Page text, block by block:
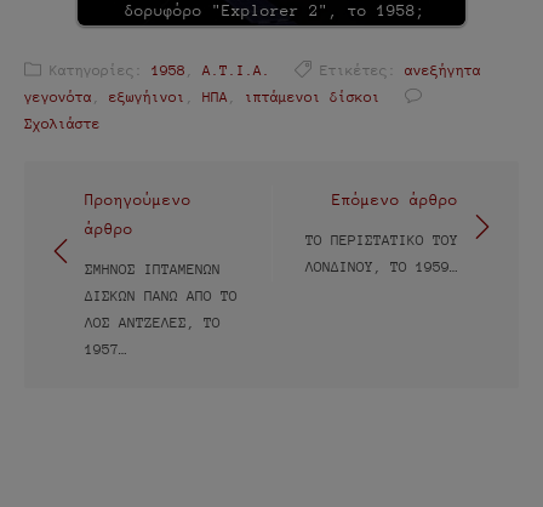
δορυφόρο "Explorer 2", το 1958;
Κατηγορίες: 1958 ,Α.Τ.Ι.Α. Ετικέτες: ανεξήγητα
γεγονότα , εξωγήινοι , ΗΠΑ , ιπτάμενοι δίσκοι
Σχολιάστε
Πλοήγηση
άρθρων
Προηγούμενο
άρθρο
ΣΜΉΝΟΣ ΙΠΤΆΜΕΝΩΝ
ΔΊΣΚΩΝ ΠΆΝΩ ΑΠΌ ΤΟ
ΛΟΣ ΆΝΤΖΕΛΕΣ, ΤΟ
1957…
Επόμενο άρθρο
ΤΟ ΠΕΡΙΣΤΑΤΙΚΌ ΤΟΥ
ΛΟΝΔΊΝΟΥ, ΤΟ 1959…